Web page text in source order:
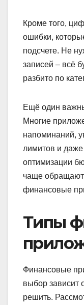
Кроме того,
ошибки,
подсчете. Не
записей – всё
разбито по
Ещё один
Многие
напоминаний,
лимитов и
оптимизации
чаще
финансовые
Типы
Финансовые
выбор зависит
решить.